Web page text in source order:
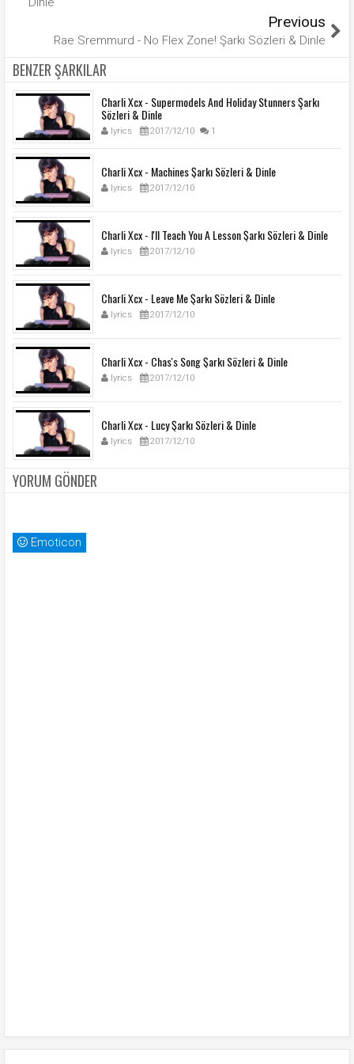
Previous
Rae Sremmurd - No Flex Zone! Şarkı Sözleri & Dinle
BENZER ŞARKILAR
Charli Xcx - Supermodels And Holiday Stunners Şarkı
Sözleri & Dinle
lyrics 2017/12/10 1
Charli Xcx - Machines Şarkı Sözleri & Dinle
lyrics 2017/12/10
Charli Xcx - I'll Teach You A Lesson Şarkı Sözleri & Dinle
lyrics 2017/12/10
Charli Xcx - Leave Me Şarkı Sözleri & Dinle
lyrics 2017/12/10
Charli Xcx - Chas's Song Şarkı Sözleri & Dinle
lyrics 2017/12/10
Charli Xcx - Lucy Şarkı Sözleri & Dinle
lyrics 2017/12/10
YORUM GÖNDER
Emoticon